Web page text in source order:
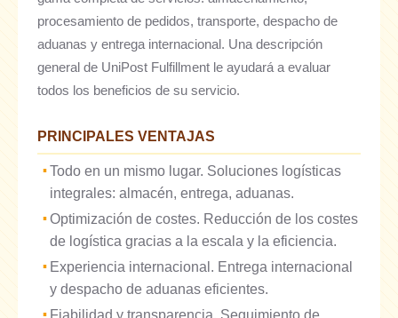
procesamiento de pedidos, transporte, despacho de
aduanas y entrega internacional. Una descripción
general de UniPost Fulfillment le ayudará a evaluar
todos los beneficios de su servicio.
PRINCIPALES VENTAJAS
Todo en un mismo lugar. Soluciones logísticas
integrales: almacén, entrega, aduanas.
Optimización de costes. Reducción de los costes
de logística gracias a la escala y la eficiencia.
Experiencia internacional. Entrega internacional
y despacho de aduanas eficientes.
Fiabilidad y transparencia. Seguimiento de